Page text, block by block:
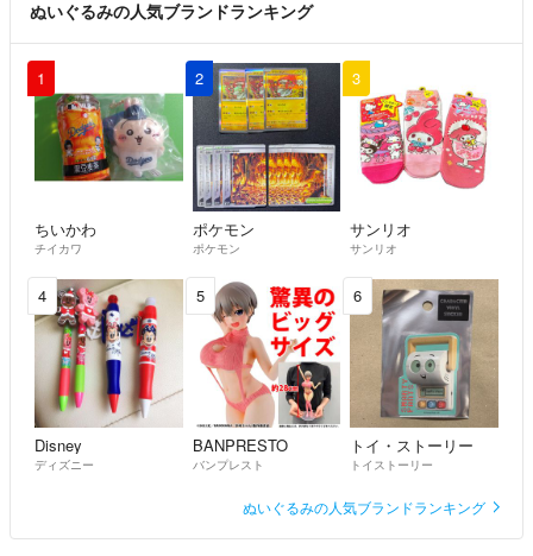
ぬいぐるみの人気ブランドランキング
1
ちいかわ
チイカワ
2
ポケモン
ポケモン
3
サンリオ
サンリオ
4
Disney
ディズニー
5
BANPRESTO
バンプレスト
6
トイ・ストーリー
トイストーリー
ぬいぐるみの人気ブランドランキング